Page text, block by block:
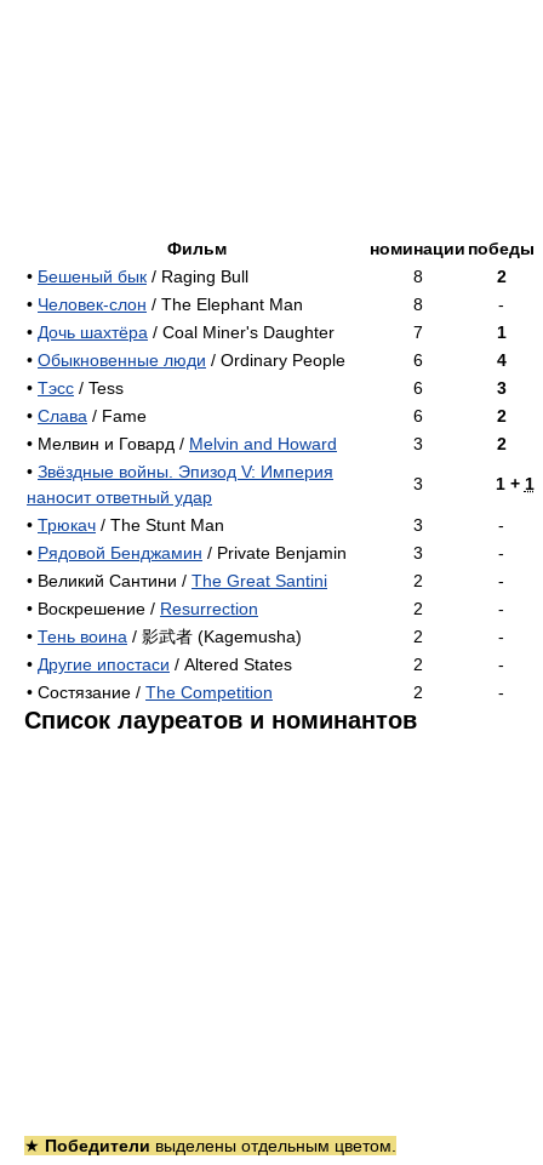
Фильм номинации победы
• Бешеный бык / Raging Bull 8
2
• Человек-слон / The Elephant Man 8
-
• Дочь шахтёра / Coal Miner's Daughter 7
1
• Обыкновенные люди / Ordinary People 6
4
• Тэсс / Tess 6
3
• Слава / Fame 6
2
• Мелвин и Говард / Melvin and Howard 3
2
• Звёздные войны. Эпизод V: Империя
наносит ответный удар
3 1 + 1
• Трюкач / The Stunt Man 3
-
• Рядовой Бенджамин / Private Benjamin 3
-
• Великий Сантини / The Great Santini 2
-
• Воскрешение / Resurrection 2
-
• Тень воина / 影武者 (Kagemusha) 2
-
• Другие ипостаси / Altered States 2
-
• Состязание / The Competition 2 -
Список лауреатов и номинантов
★ Победители выделены отдельным цветом.